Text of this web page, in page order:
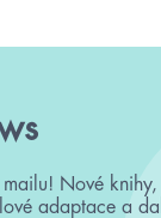
Nové knihy,
adaptace a